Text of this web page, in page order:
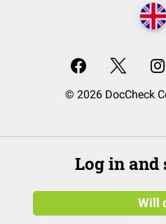
© 2026 DocCheck
Log in and
Will